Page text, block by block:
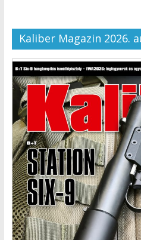
Kaliber Magazin 2026.